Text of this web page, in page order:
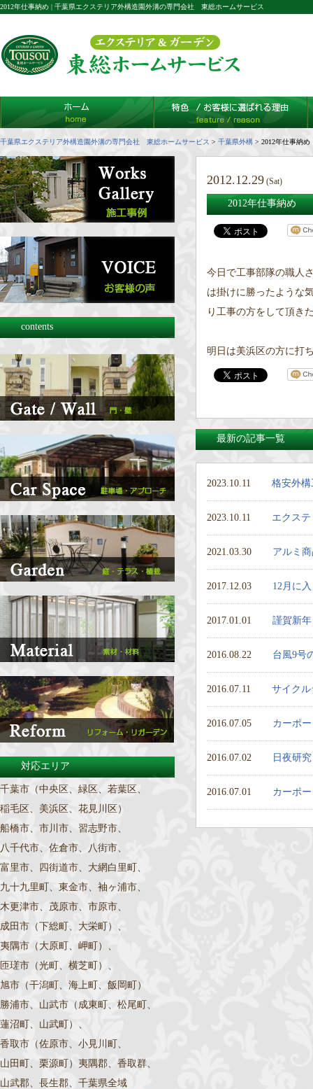
2012年仕事納め | 千葉県エクステリア外構造園外溝の専門会社 東総ホームサービス
千葉県エクステリア外構造園外溝の専門会社 東総ホームサービス > 千葉県外構 > 2012年仕事納め
2012.12.29 (Sat)
2012年仕事納め
今日で工事部隊の職人
は掛けに勝ったような
り工事の方をして頂き
明日は美浜区の方に打
最新の記事一覧
2023.10.11 格安外
2023.10.11 エクス
2021.03.30 アルミ
2017.12.03 12月に
2017.01.01 謹賀新年
2016.08.22 台風9号
2016.07.11 サイク
2016.07.05 カーポ
2016.07.02 日夜研
2016.07.01 カーポ
contents
対応エリア
千葉市（中央区、緑区、若葉区、
稲毛区、美浜区、花見川区）
船橋市、市川市、習志野市、
八千代市、佐倉市、八街市、
富里市、四街道市、大網白里町、
九十九里町、東金市、袖ヶ浦市、
木更津市、茂原市、市原市、
成田市（下総町、大栄町）、
夷隅市（大原町、岬町）、
匝瑳市（光町、横芝町）、
旭市（干潟町、海上町、飯岡町）
勝浦市、山武市（成東町、松尾町、
蓮沼町、山武町）、
香取市（佐原市、小見川町、
山田町、栗源町）夷隅郡、香取群、
山武郡、長生郡、千葉県全域